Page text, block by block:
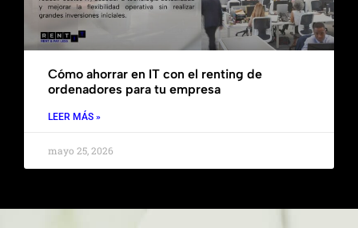
Cómo ahorrar en IT con el renting de
ordenadores para tu empresa
LEER MÁS »
mayo 25, 2026